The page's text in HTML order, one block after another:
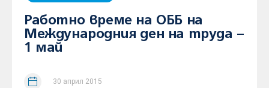
Работно време на ОББ на
Международния ден на труда –
1 май
30 април 2015